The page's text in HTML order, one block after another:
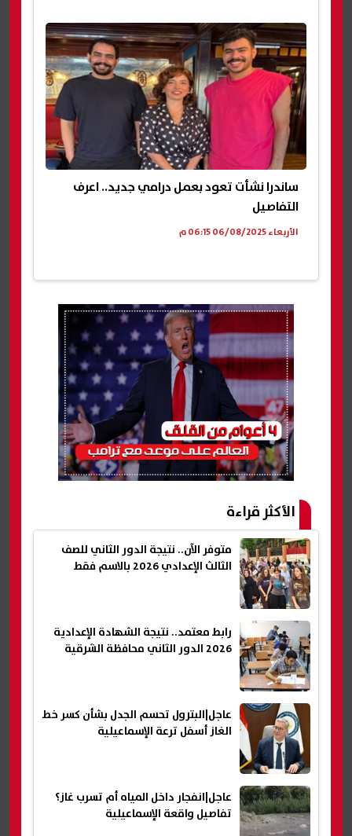
ساندرا نشأت تعود بعمل درامي جديد.. اعرف
التفاصيل
الأربعاء 06/08/2025 06:15 م
الأكثر قراءة
متوفر الآن.. نتيجة الدور الثاني للصف
الثالث الإعدادي 2026 بالاسم فقط
رابط معتمد.. نتيجة الشهادة الإعدادية
2026 الدور الثاني محافظة الشرقية
عاجل|البترول تحسم الجدل بشأن كسر خط
الغاز أسفل ترعة الإسماعيلية
عاجل|انفجار داخل المياه أم تسرب غاز؟
تفاصيل واقعة الإسماعيلية